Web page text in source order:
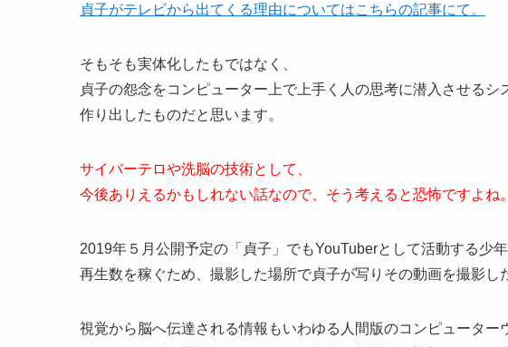
貞子がテレビから出てくる理由についてはこちらの記事にて。
そもそも実体化したもではなく、
貞子の怨念をコンピューター上で上手く人の思考に潜入させるシ
作り出したものだと思います。
サイバーテロや洗脳の技術として、
今後ありえるかもしれない話なので、そう考えると恐怖ですよね。
2019年５月公開予定の「貞子」でもYouTuberとして活動する少
再生数を稼ぐため、撮影した場所で貞子が写りその動画を撮影し
視覚から脳へ伝達される情報もいわゆる人間版のコンピューター